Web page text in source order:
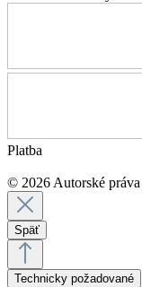
Platba
© 2026 Autorské práva
Späť
Technicky požadované